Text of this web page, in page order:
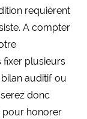
requièrent
A compter
fixer plusieurs
auditif ou
donc
pour honorer